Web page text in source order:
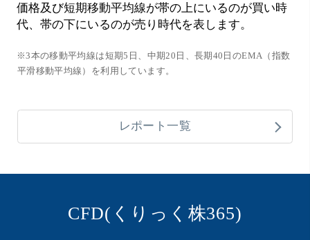
価格及び短期移動平均線が帯の上にいるのが買い時
代、帯の下にいるのが売り時代を表します。
※3本の移動平均線は短期5日、中期20日、長期40日のEMA（指数
平滑移動平均線）を利用しています。
レポート一覧
CFD(くりっく株365)